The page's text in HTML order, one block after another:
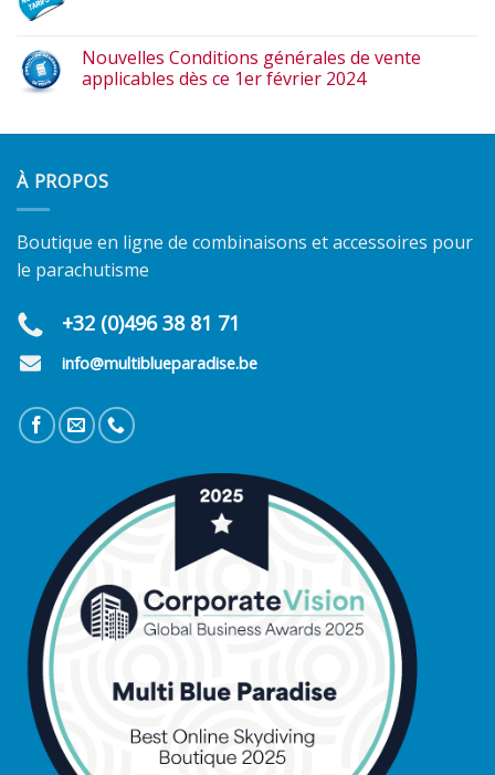
Nouvelles Conditions générales de vente
applicables dès ce 1er février 2024
À PROPOS
Boutique en ligne de combinaisons et accessoires pour
le parachutisme
+32 (0)496 38 81 71
info@multiblueparadise.be